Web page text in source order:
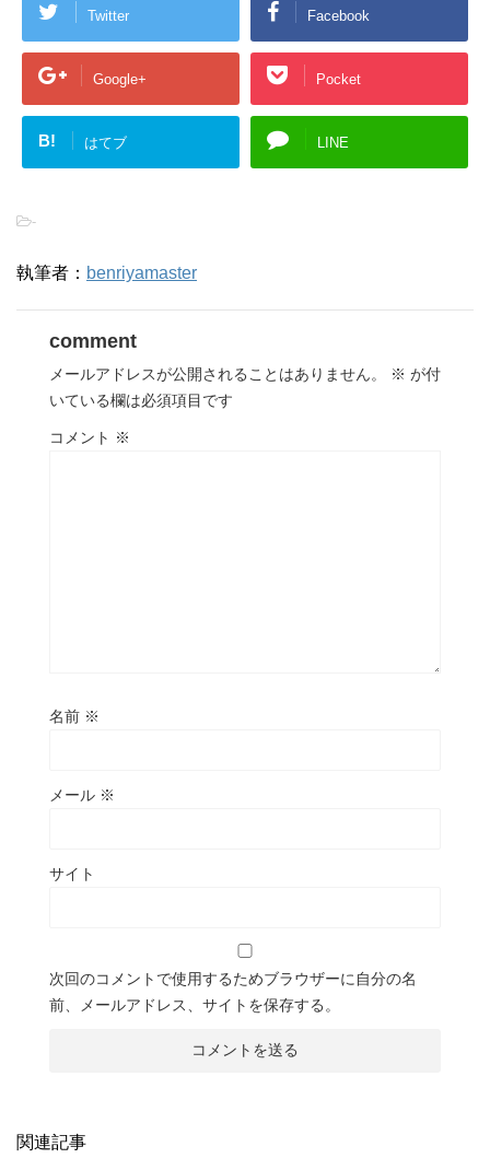
Twitter Facebook
Google+ Pocket
B! はてブ LINE
-
執筆者： benriyamaster
comment
メールアドレスが公開されることはありません。 ※ が付
いている欄は必須項目です
コメント ※
名前 ※
メール ※
サイト
次回のコメントで使用するためブラウザーに自分の名
前、メールアドレス、サイトを保存する。
関連記事